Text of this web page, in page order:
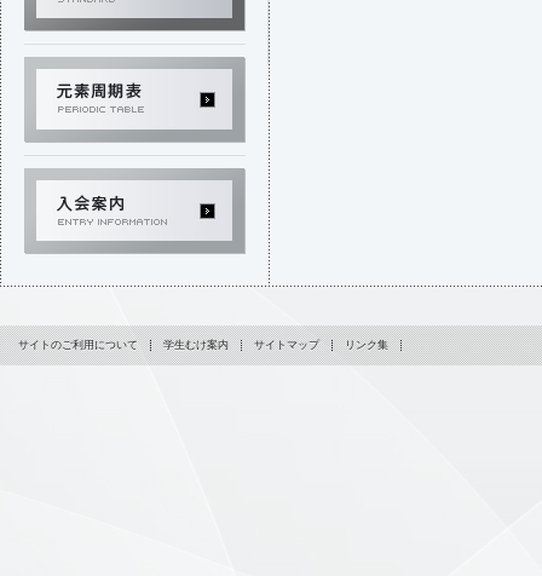
サイトのご利用について 学生むけ案内 サイトマップ リンク集